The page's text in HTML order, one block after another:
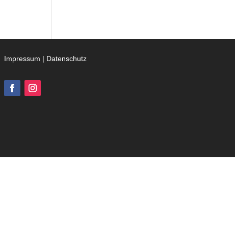
Impressum | Datenschutz